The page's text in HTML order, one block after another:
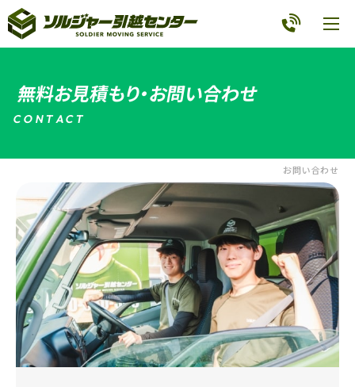
お問い合わせ
無料お見積もり・お問い合わせ
CONTACT